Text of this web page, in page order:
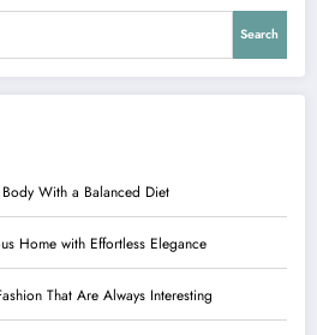
Search
With a Balanced Diet
Home with Effortless Elegance
That Are Always Interesting